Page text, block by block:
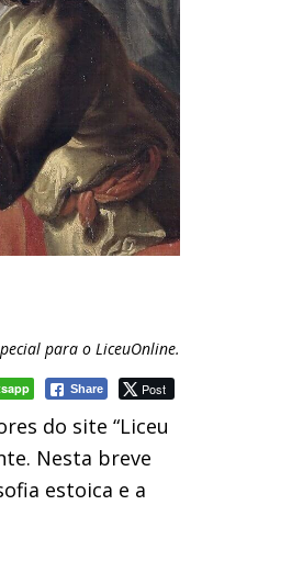
para o LiceuOnline.
Share Post
do site “Liceu
Nesta breve
estoica e a